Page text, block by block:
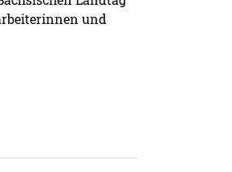
und